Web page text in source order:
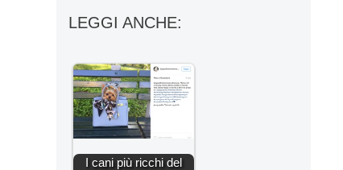
LEGGI ANCHE:
I cani più ricchi del